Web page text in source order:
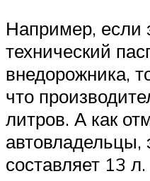
Например, если
технический
внедорожника,
что
литров. А как
автовладельцы,
составляет 13 л.